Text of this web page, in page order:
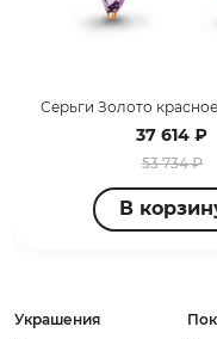
Серьги Золото
37 614 ₽
53 734 ₽
В
Украшения